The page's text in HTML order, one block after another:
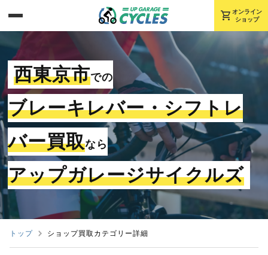
shopping_cart オンライン
ショップ
西東京市での
ブレーキレバー・シフトレ
バー買取なら
アップガレージサイクルズ
トップ ショップ買取カテゴリー詳細